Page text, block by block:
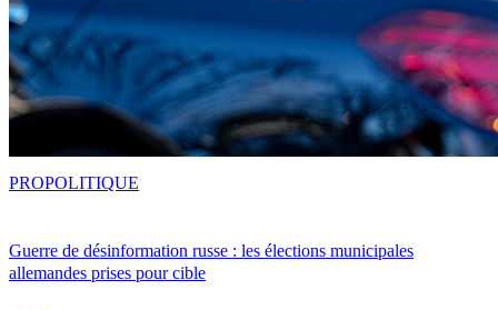
Guerre de désinformation russe : les élections municipales
allemandes prises pour cible
PROPOLITIQUE